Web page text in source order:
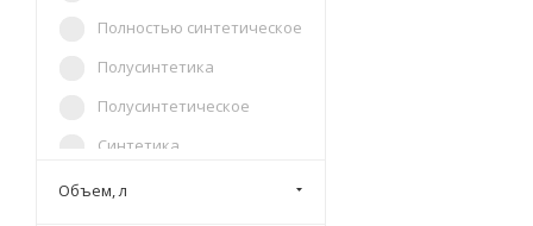
Волга-oil
Газпромнефть
Девон
Полностью синтетическое
Полусинтетика
Полусинтетическое
Синтетика
Синтетическое
Объем, л